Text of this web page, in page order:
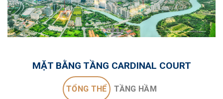
MẶT BẰNG TẦNG CARDINAL COURT
TỔNG THỂ TẦNG HẦM